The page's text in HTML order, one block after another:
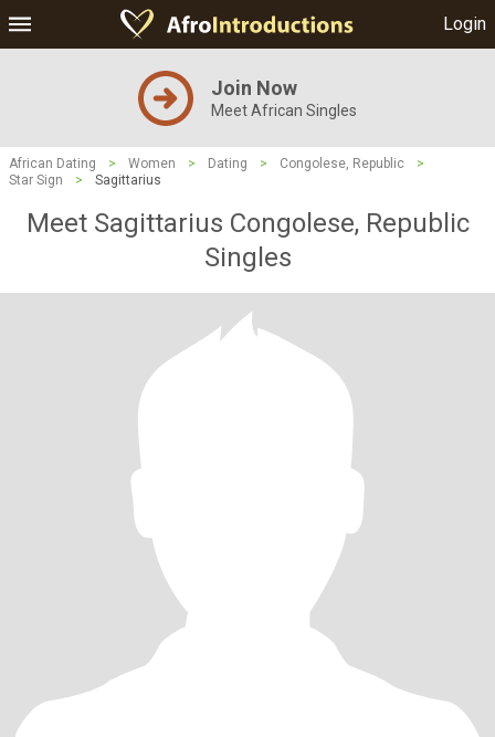
Login
Join Now
Meet African Singles
African Dating > Women > Dating > Congolese, Republic
>
Star Sign
> Sagittarius
Meet Sagittarius Congolese, Republic
Singles